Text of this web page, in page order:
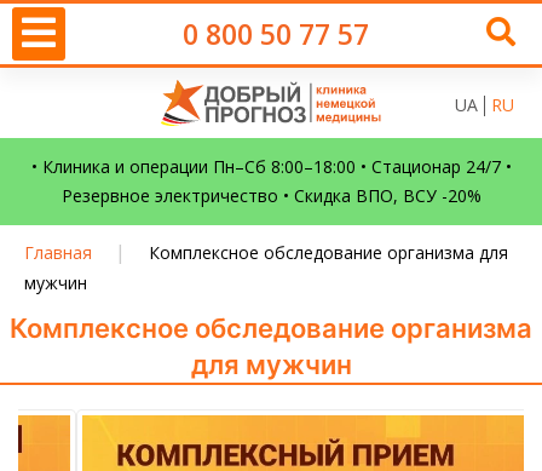
0 800 50 77 57
UA RU
• Клиника и операции Пн–Сб 8:00–18:00 • Стационар 24/7 •
Резервное электричество • Скидка ВПО, ВСУ -20%
Главная |
Комплексное обследование организма для
мужчин
Комплексное обследование организма
для мужчин